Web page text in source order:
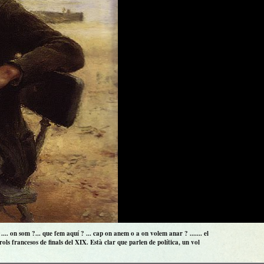
on som ?... que fem aquí ? ... cap on anem o a on volem anar ? ....... el
francesos de finals del XIX. Està clar que parlen de política, un vol